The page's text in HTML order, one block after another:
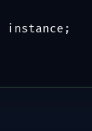
instance;